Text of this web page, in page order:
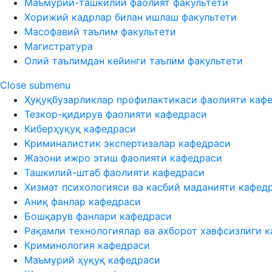
Маъмурий-ташкилий фаолият факультети
Хорижий кадрлар билан ишлаш факультети
Масофавий таълим факультети
Магистратура
Олий таълимдан кейинги таълим факультети
Close submenu
Ҳуқуқбузарликлар профилактикаси фаолияти
Тезкор-қидирув фаолияти кафедраси
Киберҳуқуқ кафедраси
Криминалистик экспертизалар кафедраси
Жазони ижро этиш фаолияти кафедраси
Ташкилий-штаб фаолияти кафедраси
Хизмат психологияси ва касбий маданияти
Аниқ фанлар кафедраси
Бошқарув фанлари кафедраси
Рақамли технологиялар ва ахборот хавфсизлиги
Криминология кафедраси
Маъмурий ҳуқуқ кафедраси